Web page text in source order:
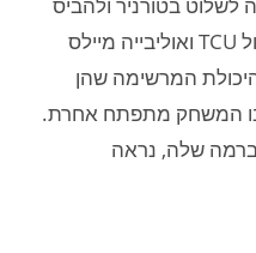
יריבות בהפרשים גבוהים. גם מול TCU ואוליבייה מיילס
המרשימה שהן
המשחק מתפתח אחרת.
ברמה שלה, נראה